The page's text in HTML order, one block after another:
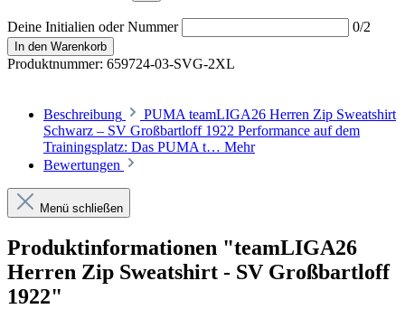
Deine Initialien oder Nummer 0/2
In den Warenkorb
Produktnummer: 659724-03-SVG-2XL
Beschreibung
PUMA teamLIGA26 Herren Zip Sweatshirt
Schwarz – SV Großbartloff 1922 Performance auf dem
Trainingsplatz: Das PUMA t… Mehr
Bewertungen
Menü schließen
Produktinformationen "teamLIGA26
Herren Zip Sweatshirt - SV Großbartloff
1922"